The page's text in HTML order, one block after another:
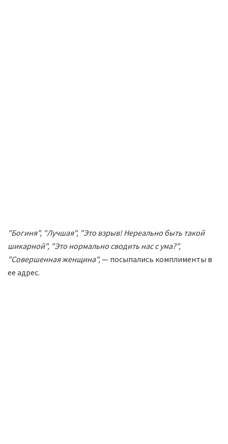
"Богиня", "Лучшая", "Это взрыв! Нереально быть такой
шикарной", "Это нормально сводить нас с ума?",
"Совершенная женщина",— посыпались комплименты в
ее адрес.